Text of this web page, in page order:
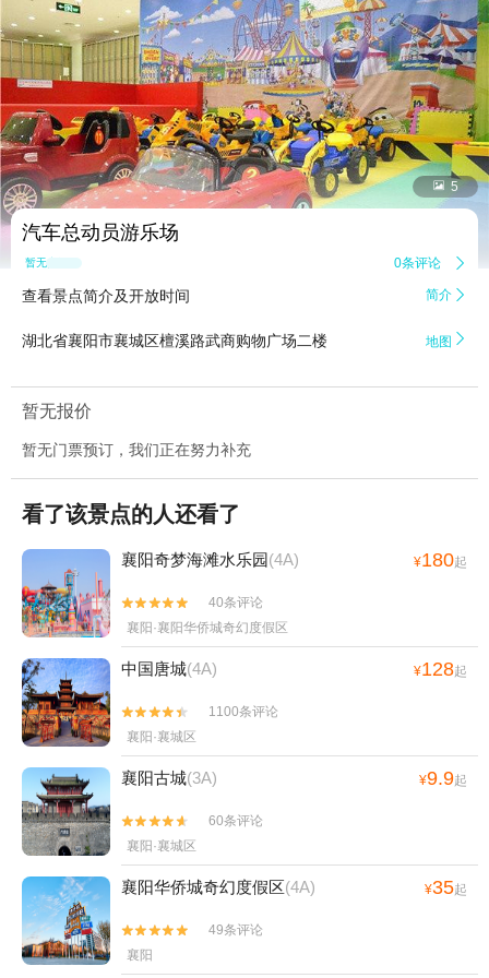
 5
汽车总动员游乐场
暂无点评 0条评论 
查看景点简介及开放时间 简介 
湖北省襄阳市襄城区檀溪路武商购物广场二楼 地图 
暂无报价
暂无门票预订，我们正在努力补充
看了该景点的人还看了
襄阳奇梦海滩水乐园(4A) ¥180起


40条评论
襄阳·襄阳华侨城奇幻度假区
中国唐城(4A) ¥128起


1100条评论
襄阳·襄城区
襄阳古城(3A) ¥9.9起


60条评论
襄阳·襄城区
襄阳华侨城奇幻度假区(4A) ¥35起


49条评论
襄阳
